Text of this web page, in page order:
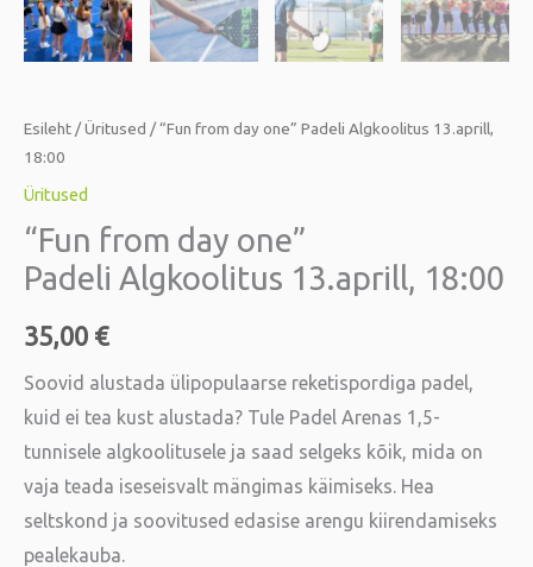
Esileht /Üritused / “Fun from day one” Padeli Algkoolitus 13.aprill,
18:00
Üritused
“Fun from day one”
Padeli Algkoolitus 13.aprill, 18:00
35,00 €
Soovid alustada ülipopulaarse reketispordiga padel,
kuid ei tea kust alustada? Tule Padel Arenas 1,5-
tunnisele algkoolitusele ja saad selgeks kõik, mida on
vaja teada iseseisvalt mängimas käimiseks. Hea
seltskond ja soovitused edasise arengu kiirendamiseks
pealekauba.